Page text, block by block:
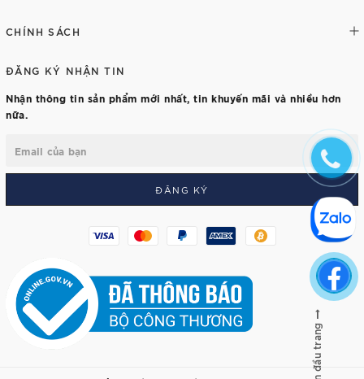
CHÍNH SÁCH
ĐĂNG KÝ NHẬN TIN
Nhận thông tin sản phẩm mới nhất, tin khuyến mãi và nhiều hơn
nữa.
ĐĂNG KÝ
Lên đầu trang